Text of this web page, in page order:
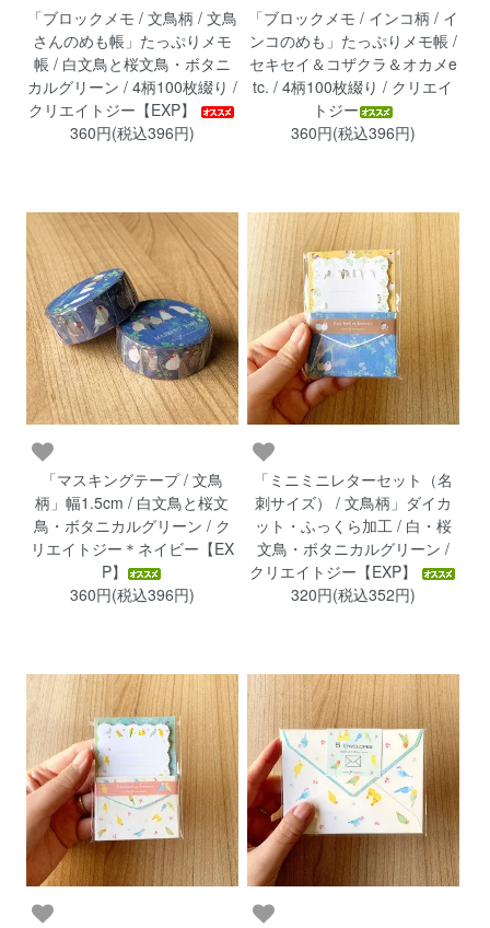
「ブロックメモ / 文鳥柄 / 文鳥
さんのめも帳」たっぷりメモ
帳 / 白文鳥と桜文鳥・ボタニ
カルグリーン / 4柄100枚綴り /
クリエイトジー【EXP】
360円(税込396円)
「ブロックメモ / インコ柄 / イ
ンコのめも」たっぷりメモ帳 /
セキセイ＆コザクラ＆オカメe
tc. / 4柄100枚綴り / クリエイ
トジー
360円(税込396円)
「マスキングテープ / 文鳥
柄」幅1.5cm / 白文鳥と桜文
鳥・ボタニカルグリーン / ク
リエイトジー＊ネイビー【EX
P】
360円(税込396円)
「ミニミニレターセット（名
刺サイズ） / 文鳥柄」ダイカ
ット・ふっくら加工 / 白・桜
文鳥・ボタニカルグリーン /
クリエイトジー【EXP】
320円(税込352円)